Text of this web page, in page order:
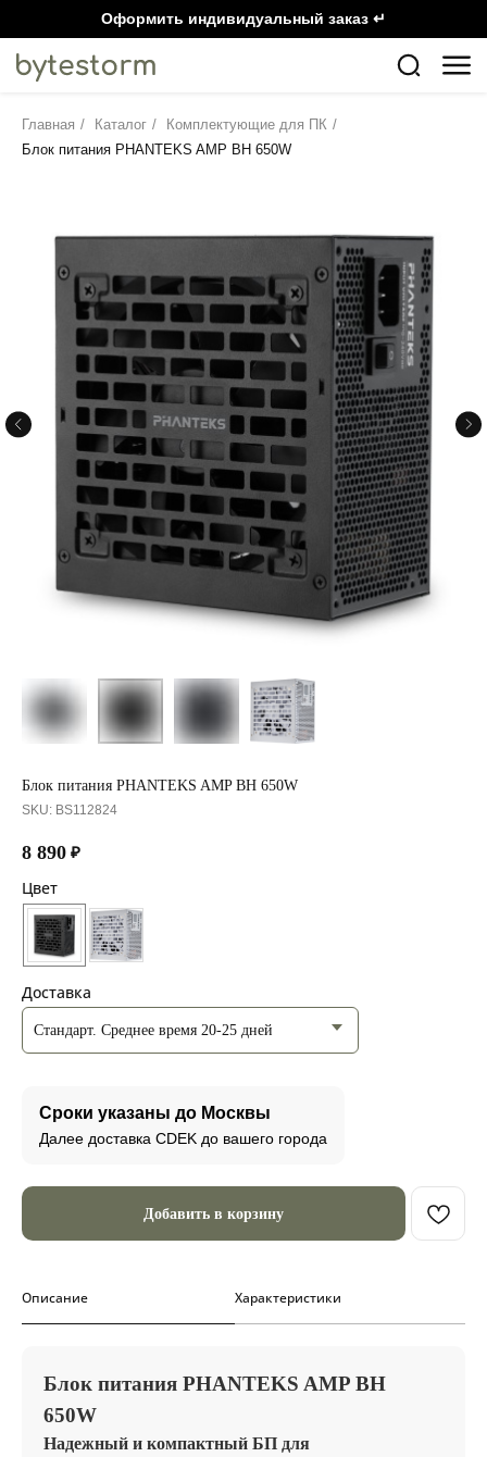
Оформить индивидуальный заказ ↵
Главная / Каталог / Комплектующие для ПК /
Блок питания PHANTEKS AMP BH 650W
Блок питания PHANTEKS AMP BH 650W
SKU: BS112824
8 890 ₽
Цвет
Доставка
Сроки указаны до Москвы
Далее доставка CDEK до вашего города
Добавить в корзину
Описание Характеристики
Блок питания PHANTEKS AMP BH
650W
Надежный и компактный БП для